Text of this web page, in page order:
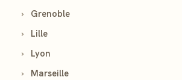
›
Grenoble
›
Lille
›
Lyon
›
Marseille